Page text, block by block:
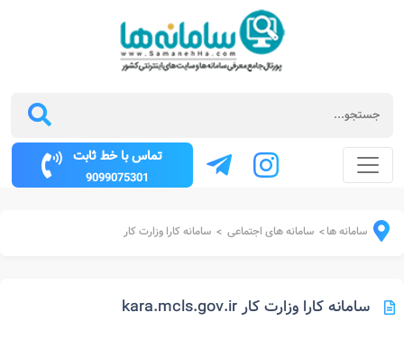
تماس با خط ثابت
9099075301
سامانه ها> سامانه های اجتماعی > سامانه کارا وزارت کار
سامانه کارا وزارت کار kara.mcls.gov.ir